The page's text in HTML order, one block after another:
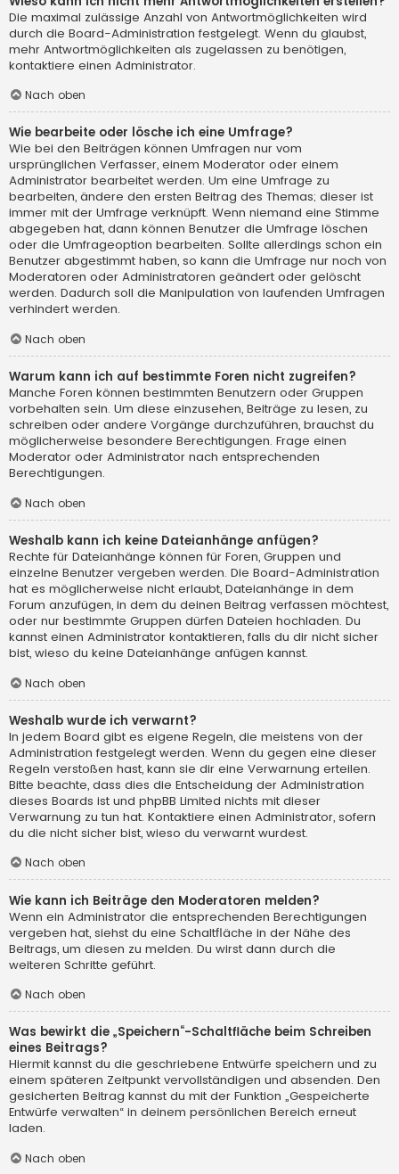
Die maximal zulässige Anzahl von Antwortmöglichkeiten wird
durch die Board-Administration festgelegt. Wenn du glaubst,
mehr Antwortmöglichkeiten als zugelassen zu benötigen,
kontaktiere einen Administrator.
Nach oben
Wie bearbeite oder lösche ich eine Umfrage?
Wie bei den Beiträgen können Umfragen nur vom
ursprünglichen Verfasser, einem Moderator oder einem
Administrator bearbeitet werden. Um eine Umfrage zu
bearbeiten, ändere den ersten Beitrag des Themas; dieser ist
immer mit der Umfrage verknüpft. Wenn niemand eine Stimme
abgegeben hat, dann können Benutzer die Umfrage löschen
oder die Umfrageoption bearbeiten. Sollte allerdings schon ein
Benutzer abgestimmt haben, so kann die Umfrage nur noch von
Moderatoren oder Administratoren geändert oder gelöscht
werden. Dadurch soll die Manipulation von laufenden Umfragen
verhindert werden.
Nach oben
Warum kann ich auf bestimmte Foren nicht zugreifen?
Manche Foren können bestimmten Benutzern oder Gruppen
vorbehalten sein. Um diese einzusehen, Beiträge zu lesen, zu
schreiben oder andere Vorgänge durchzuführen, brauchst du
möglicherweise besondere Berechtigungen. Frage einen
Moderator oder Administrator nach entsprechenden
Berechtigungen.
Nach oben
Weshalb kann ich keine Dateianhänge anfügen?
Rechte für Dateianhänge können für Foren, Gruppen und
einzelne Benutzer vergeben werden. Die Board-Administration
hat es möglicherweise nicht erlaubt, Dateianhänge in dem
Forum anzufügen, in dem du deinen Beitrag verfassen möchtest,
oder nur bestimmte Gruppen dürfen Dateien hochladen. Du
kannst einen Administrator kontaktieren, falls du dir nicht sicher
bist, wieso du keine Dateianhänge anfügen kannst.
Nach oben
Weshalb wurde ich verwarnt?
In jedem Board gibt es eigene Regeln, die meistens von der
Administration festgelegt werden. Wenn du gegen eine dieser
Regeln verstoßen hast, kann sie dir eine Verwarnung erteilen.
Bitte beachte, dass dies die Entscheidung der Administration
dieses Boards ist und phpBB Limited nichts mit dieser
Verwarnung zu tun hat. Kontaktiere einen Administrator, sofern
du die nicht sicher bist, wieso du verwarnt wurdest.
Nach oben
Wie kann ich Beiträge den Moderatoren melden?
Wenn ein Administrator die entsprechenden Berechtigungen
vergeben hat, siehst du eine Schaltfläche in der Nähe des
Beitrags, um diesen zu melden. Du wirst dann durch die
weiteren Schritte geführt.
Nach oben
Was bewirkt die „Speichern“-Schaltfläche beim Schreiben
eines Beitrags?
Hiermit kannst du die geschriebene Entwürfe speichern und zu
einem späteren Zeitpunkt vervollständigen und absenden. Den
gesicherten Beitrag kannst du mit der Funktion „Gespeicherte
Entwürfe verwalten“ in deinem persönlichen Bereich erneut
laden.
Nach oben